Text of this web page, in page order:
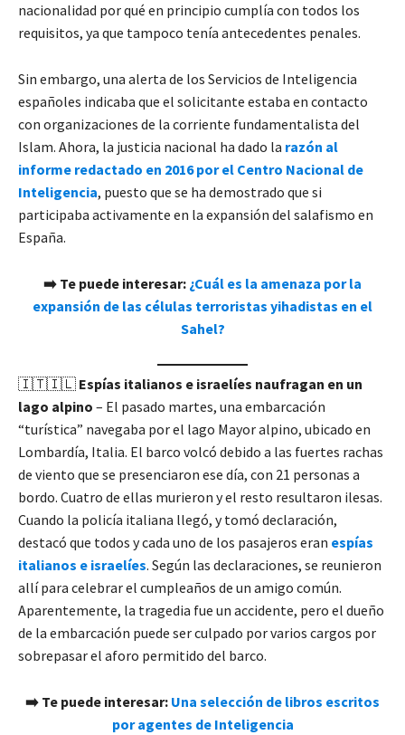
nacionalidad por qué en principio cumplía con todos los
requisitos, ya que tampoco tenía antecedentes penales.
Sin embargo, una alerta de los Servicios de Inteligencia
españoles indicaba que el solicitante estaba en contacto
con organizaciones de la corriente fundamentalista del
Islam. Ahora, la justicia nacional ha dado la razón al
informe redactado en 2016 por el Centro Nacional de
Inteligencia, puesto que se ha demostrado que si
participaba activamente en la expansión del salafismo en
España.
➡️ Te puede interesar: ¿Cuál es la amenaza por la
expansión de las células terroristas yihadistas en el
Sahel?
🇮🇹🇮🇱 Espías italianos e israelíes naufragan en un
lago alpino – El pasado martes, una embarcación
“turística” navegaba por el lago Mayor alpino, ubicado en
Lombardía, Italia. El barco volcó debido a las fuertes rachas
de viento que se presenciaron ese día, con 21 personas a
bordo. Cuatro de ellas murieron y el resto resultaron ilesas.
Cuando la policía italiana llegó, y tomó declaración,
destacó que todos y cada uno de los pasajeros eran espías
italianos e israelíes. Según las declaraciones, se reunieron
allí para celebrar el cumpleaños de un amigo común.
Aparentemente, la tragedia fue un accidente, pero el dueño
de la embarcación puede ser culpado por varios cargos por
sobrepasar el aforo permitido del barco.
➡️ Te puede interesar: Una selección de libros escritos
por agentes de Inteligencia